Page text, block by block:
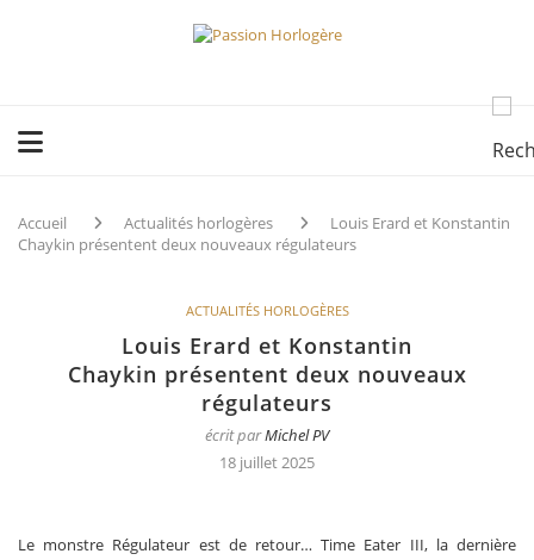
Accueil Actualités horlogères
Louis Erard et Konstantin
Chaykin présentent deux nouveaux régulateurs
ACTUALITÉS HORLOGÈRES
Louis Erard et Konstantin
Chaykin présentent deux nouveaux
régulateurs
écrit parMichel PV
18 juillet 2025
Le monstre Régulateur est de retour… Time Eater III, la dernière